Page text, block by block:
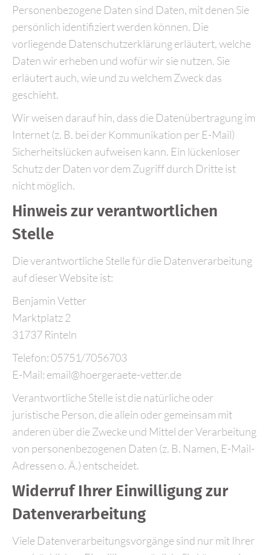
Personenbezogene Daten sind Daten, mit denen Sie
persönlich identifiziert werden können. Die
vorliegende Datenschutzerklärung erläutert, welche
Daten wir erheben und wofür wir sie nutzen. Sie
erläutert auch, wie und zu welchem Zweck das
geschieht.
Wir weisen darauf hin, dass die Datenübertragung im
Internet (z. B. bei der Kommunikation per E-Mail)
Sicherheitslücken aufweisen kann. Ein lückenloser
Schutz der Daten vor dem Zugriff durch Dritte ist
nicht möglich.
Hinweis zur verantwortlichen
Stelle
Die verantwortliche Stelle für die Datenverarbeitung
auf dieser Website ist:
Benjamin Vetter
Marktplatz 2
31737 Rinteln
Telefon: 05751/7056703
E-Mail: email@hoergeraete-vetter.de
Verantwortliche Stelle ist die natürliche oder
juristische Person, die allein oder gemeinsam mit
anderen über die Zwecke und Mittel der Verarbeitung
von personenbezogenen Daten (z. B. Namen, E-Mail-
Adressen o. Ä.) entscheidet.
Widerruf Ihrer Einwilligung zur
Datenverarbeitung
Viele Datenverarbeitungsvorgänge sind nur mit Ihrer